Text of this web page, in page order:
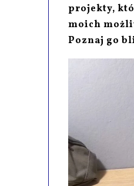
projekty,
moich
Poznaj go